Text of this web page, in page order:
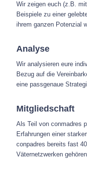
Wir zeigen euch (z.B.
Beispiele zu einer
ihrem ganzen Potenzial
Analyse
Wir analysieren eure
Bezug auf die
eine passgenaue
Mitgliedschaft
Als Teil von conmadres
Erfahrungen einer
conpadres bereits fast
Väternetzwerken gehören